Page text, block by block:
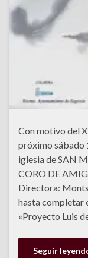
Con motivo del
próximo sábado
iglesia de SAN
CORO DE
Directora:
hasta completar
«Proyecto Luis
Seguir